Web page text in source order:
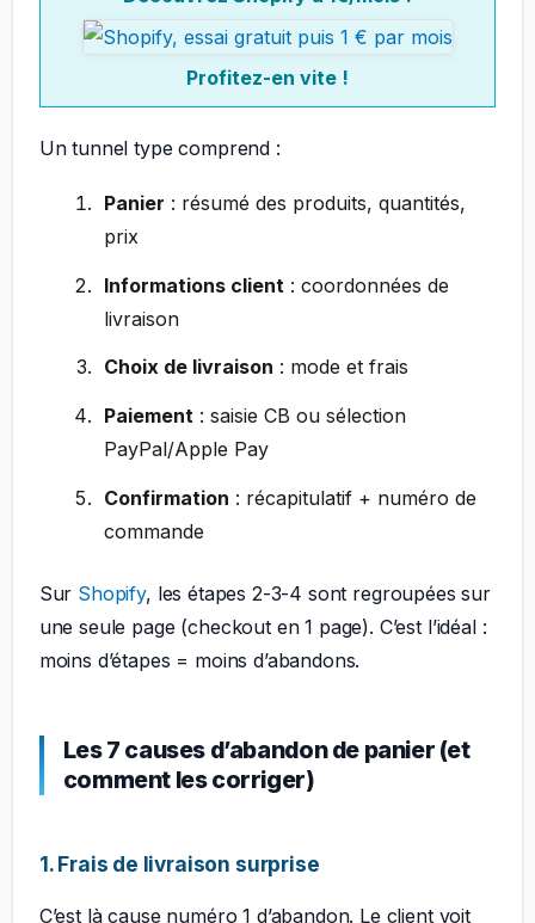
Profitez-en vite !
Un tunnel type comprend :
Panier : résumé des produits, quantités,
prix
Informations client : coordonnées de
livraison
Choix de livraison : mode et frais
Paiement : saisie CB ou sélection
PayPal/Apple Pay
Confirmation : récapitulatif + numéro de
commande
Sur Shopify, les étapes 2-3-4 sont regroupées sur
une seule page (checkout en 1 page). C’est l’idéal :
moins d’étapes = moins d’abandons.
Les 7 causes d’abandon de panier (et
comment les corriger)
1. Frais de livraison surprise
C’est là cause numéro 1 d’abandon. Le client voit